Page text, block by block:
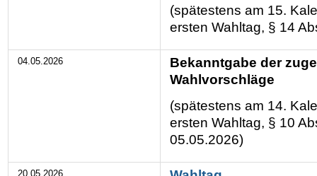
(spätestens am 15.
ersten Wahltag, § 14
04.05.2026
Bekanntgabe der
Wahlvorschläge
(spätestens am 14.
ersten Wahltag, § 10
05.05.2026)
20.05.2026